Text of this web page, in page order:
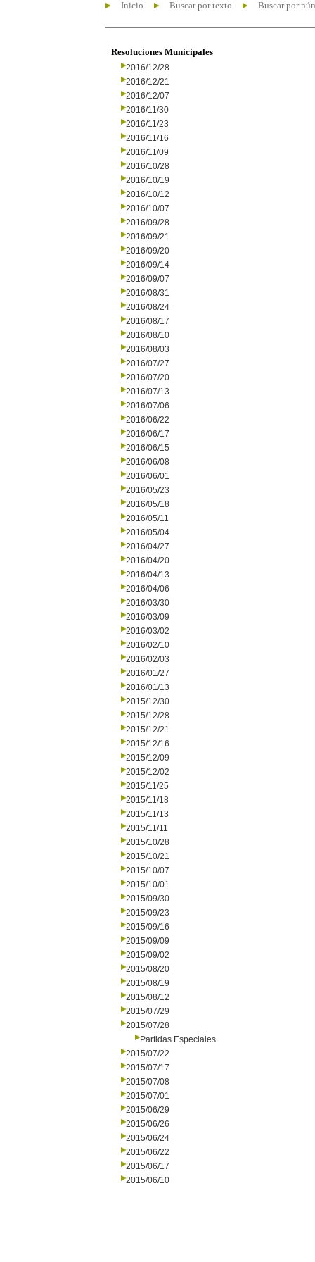
Inicio Buscar por texto Buscar por
Resoluciones Municipales
2016/12/28
2016/12/21
2016/12/07
2016/11/30
2016/11/23
2016/11/16
2016/11/09
2016/10/28
2016/10/19
2016/10/12
2016/10/07
2016/09/28
2016/09/21
2016/09/20
2016/09/14
2016/09/07
2016/08/31
2016/08/24
2016/08/17
2016/08/10
2016/08/03
2016/07/27
2016/07/20
2016/07/13
2016/07/06
2016/06/22
2016/06/17
2016/06/15
2016/06/08
2016/06/01
2016/05/23
2016/05/18
2016/05/11
2016/05/04
2016/04/27
2016/04/20
2016/04/13
2016/04/06
2016/03/30
2016/03/09
2016/03/02
2016/02/10
2016/02/03
2016/01/27
2016/01/13
2015/12/30
2015/12/28
2015/12/21
2015/12/16
2015/12/09
2015/12/02
2015/11/25
2015/11/18
2015/11/13
2015/11/11
2015/10/28
2015/10/21
2015/10/07
2015/10/01
2015/09/30
2015/09/23
2015/09/16
2015/09/09
2015/09/02
2015/08/20
2015/08/19
2015/08/12
2015/07/29
2015/07/28
Partidas Especiales
2015/07/22
2015/07/17
2015/07/08
2015/07/01
2015/06/29
2015/06/26
2015/06/24
2015/06/22
2015/06/17
2015/06/10